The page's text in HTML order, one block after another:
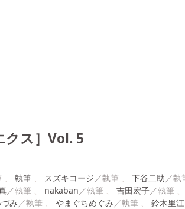
クス］Vol. 5
執筆 スズキコージ 下谷二助
nakaban 吉田宏子
み やまぐちめぐみ 鈴木里江